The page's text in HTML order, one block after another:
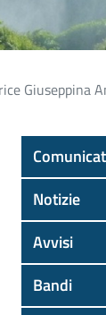
Giuseppina
Notizie
Avvisi
Bandi